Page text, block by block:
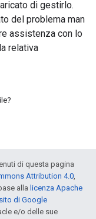
di gestirlo.
del problema man
assistenza con lo
relativa
di questa pagina
Attribution 4.0,
alla licenza Apache
di Google
e/o delle sue